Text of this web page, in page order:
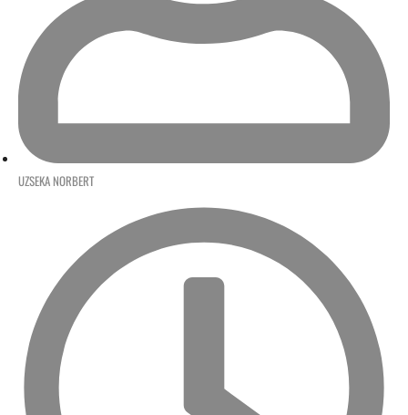
UZSEKA NORBERT